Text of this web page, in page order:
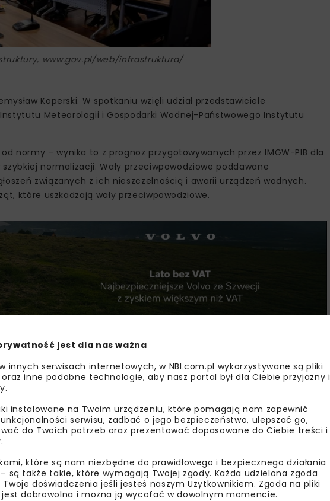
www.gov.pl/web/infrastruktura/
Koperski. W spotkaniu wzięli udział przedstawiciele
Meteorologii i Gospodarki Wodnej-Państwowego Instytutu
normy – wynika to z prognoz przygotowywanych przez IMGW-PIB dla
normalizacji. Wały przeciwpowodziowe poddawane
związanych z ich nieszczelnością i awarii urządzeń wodnych.
które uszkadzają wały przeciwpowodziowe.
dotyczy wzmożonego monitoringu sytuacji
(m.in. wałach przeciwpowodziowych), a druga intensyfikacji
ponad 1600 pracowników Wód Polskich w całym kraju, a wszystkie
pracują zgodnie z obowiązującymi instrukcjami. Większość zbiorników
od wymaganych.
jest dla nas ważna
innych serwisach internetowych, w NBI.com.pl wykorzystywane są pliki
inne podobne technologie, aby nasz portal był dla Ciebie przyjazny i
instalowane na Twoim urządzeniu, które pomagają nam zapewnić
serwisu, zadbać o jego bezpieczeństwo, ulepszać go,
do Twoich potrzeb oraz prezentować dopasowane do Ciebie treści i
które są nam niezbędne do prawidłowego i bezpiecznego działania
są także takie, które wymagają Twojej zgody. Każda udzielona zgoda
doświadczenia jeśli jesteś naszym Użytkownikiem. Zgoda na pliki
dobrowolna i można ją wycofać w dowolnym momencie.